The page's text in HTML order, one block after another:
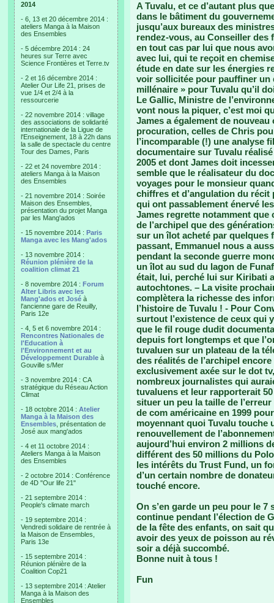
2014
- 6, 13 et 20 décembre 2014 :
ateliers Manga à la Maison
des Ensembles
- 5 décembre 2014 : 24
heures sur Terre avec
Science Frontières et Terre.tv
- 2 et 16 décembre 2014 :
Atelier Our Life 21, prises de
vue 1/4 et 2/4 à la
ressourcerie
- 22 novembre 2014 : village
des associations de solidarité
internationale de la Ligue de
l'Enseignement, 18 à 22h dans
la salle de spectacle du centre
Tour des Dames, Paris
- 22 et 24 novembre 2014 :
ateliers Manga à la Maison
des Ensembles
- 21 novembre 2014 : Soirée
Maison des Ensembles,
présentation du projet Manga
par les Mang'ados
- 15 novembre 2014 : Paris
Manga avec les Mang'ados
- 13 novembre 2014 :
Réunion plénière de la
coalition climat 21
- 8 novembre 2014 : Forum
Alter Libris avec les
Mang'ados et José à
l'ancienne gare de Reuilly,
Paris 12e
- 4, 5 et 6 novembre 2014 :
Rencontres Nationales de
l'Education à
l'Environnement et au
Développement Durable à
Gouville s/Mer
- 3 novembre 2014 : CA
stratégique du Réseau Action
Climat
- 18 octobre 2014 : Atelier
Manga à la Maison des
Ensembles , présentation de
José aux mang'ados
- 4 et 11 octobre 2014 :
Ateliers Manga à la Maison
des Ensembles
- 2 octobre 2014 : Conférence
de 4D "Our life 21"
- 21 septembre 2014 :
People's climate march
- 19 septembre 2014 :
Vendredi solidaire de rentrée à
la Maison de Ensembles,
Paris 13e
- 15 septembre 2014 :
Réunion plénière de la
Coalition Cop21
- 13 septembre 2014 : Atelier
Manga à la Maison des
Ensembles
A Tuvalu, et ce d’autant plus
dans le bâtiment du
jusqu’aux bureaux des
rendez-vous, au Conseiller des
en tout cas par lui que nous
avec lui, qui te reçoit en
étude en date sur les énergies
voir sollicitée pour pauffiner
millénaire » pour Tuvalu qu’il
Le Gallic, Ministre de
vont nous la piquer, c’est moi
James a également de
procuration, celles de Chris
l’incomparable (!) une analyse
documentaire sur Tuvalu
2005 et dont James doit
semble que le réalisateur du
voyages pour le monsieur
chiffres et d’angulation du récit
qui ont passablement énervé
James regrette notamment
de l’archipel que des
sur un îlot acheté par quelques
passant, Emmanuel nous a
pendant la seconde guerre
un îlot au sud du lagon de
était, lui, perché lui sur Kiribati
autochtones. – La visite
complètera la richesse des
l’histoire de Tuvalu ! - Pour
surtout l’existence de ceux qui
que le fil rouge dudit
depuis fort longtemps et que
tuvaluen sur un plateau de la
des réalités de l’archipel
exclusivement axée sur le dot
nombreux journalistes qui
tuvaluens et leur rapporterait
situer un peu la taille de
de com américaine en 1999
moyennant quoi Tuvalu touche
renouvellement de
aujourd’hui environ 2 millions
différent des 50 millions du
les intérêts du Trust Fund, un
d’un certain nombre de
touché encore.
On s’en garde un peu pour le
continue pendant l’élection de
de la fête des enfants, on sait
avoir des yeux de poisson au
soir a déjà succombé.
Bonne nuit à tous !
Fun